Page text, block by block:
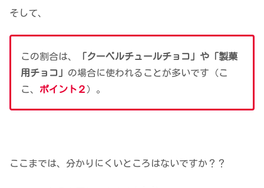
そして、
この割合は、
「クーベルチュールチョコ」や「製菓
用チョコ」 の場合に使われることが多いです（こ
こ、 ポイント２）。
ここまでは、分かりにくいところはないですか？？